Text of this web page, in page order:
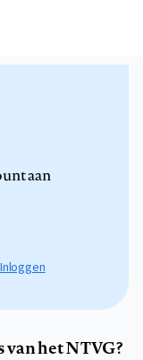
aan
Inloggen
het NTVG?